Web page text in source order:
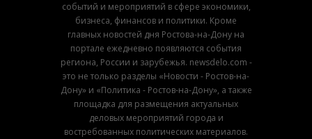
событий и мероприятий в сфере экономики,
бизнеса, финансов и политики. Кроме
главных новостей дня Ростова-на-Дону на
портале ежедневно появляются события
региона, России и зарубежья. newsdelo.com -
это не только разделы «Новости - Ростов-на-
Дону» и «Политика - Ростов-на-Дону», а также
площадка для размещения актуальных
деловых мероприятий города и
востребованных политических материалов.